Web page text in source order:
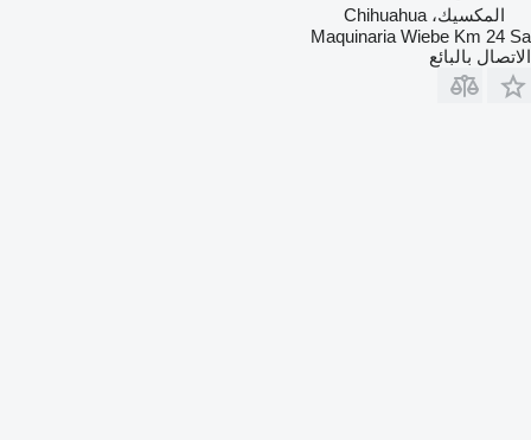
المكسيك، Chihuahua
Maquinaria Wiebe Km 24 Sa
الاتصال بالبائع